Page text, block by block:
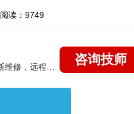
阅读：9749
咨询技师